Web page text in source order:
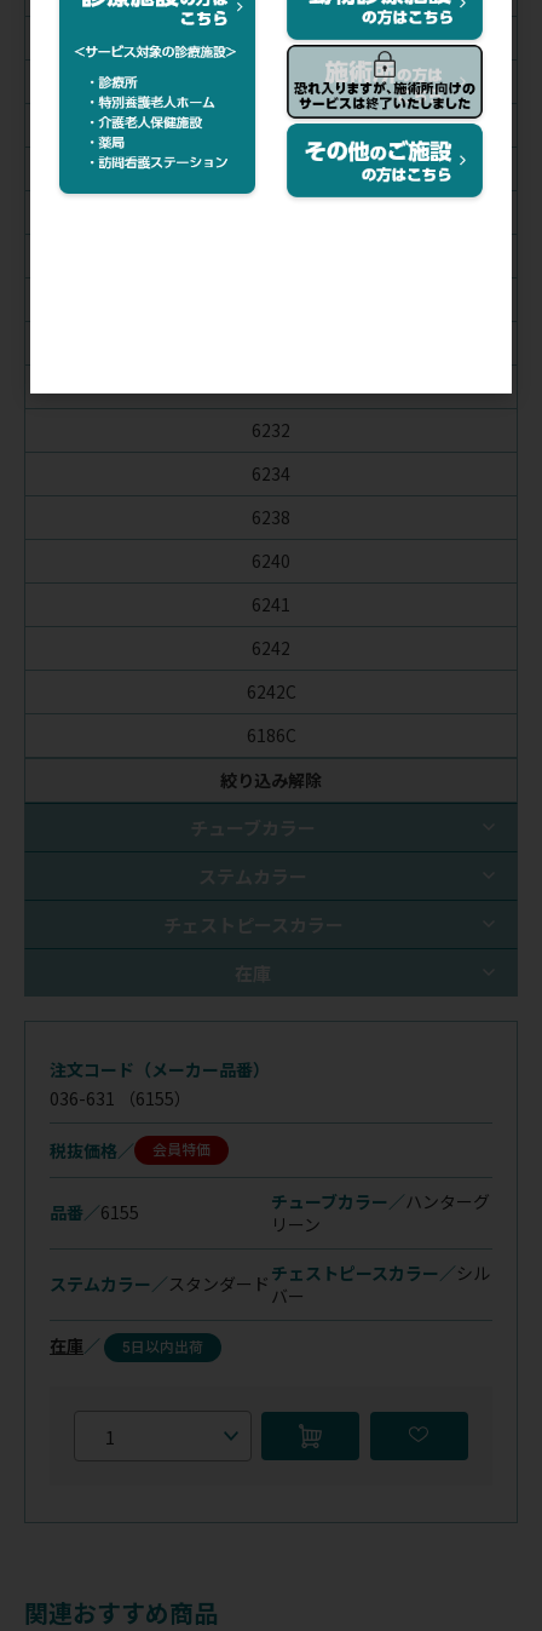
絞り込み解除
6203
6177
6232
6234
6238
6240
6241
6242
6242C
6186C
チューブカラー
ステムカラー
チェストピースカラー
在庫
注文コード（メーカー品番）
036-631 （6155）
税抜価格 会員特価
品番／6155 チューブカラー／ハンターグ
リーン
ステムカラー／スタンダード チェストピースカラー／シル
バー
在庫 ／ 5日以内出荷
関連おすすめ商品